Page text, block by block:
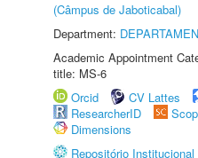
(Câmpus de Jaboticabal)
Department:
Academic Appointment
title: MS-6
Orcid
CV Lattes
ResearcherID
Dimensions
Repositório Institucional